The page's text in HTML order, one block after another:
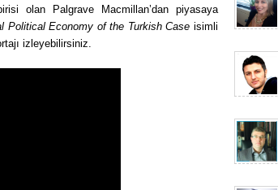
olan Palgrave Macmillan’dan piyasaya
Political Economy of the Turkish Case isimli
izleyebilirsiniz.